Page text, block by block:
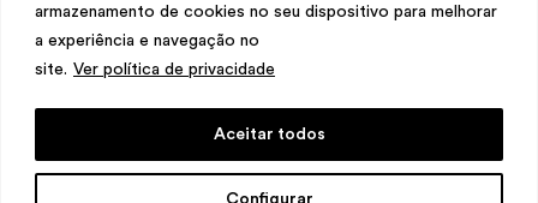
armazenamento de cookies no seu dispositivo para melhorar
a experiência e navegação no
site. Ver política de privacidade
Configurar
Aceitar todos
artista carioca que foi um dos primeiros a ser
submetido à censura pela ditadura militar em
LEIA MAIS